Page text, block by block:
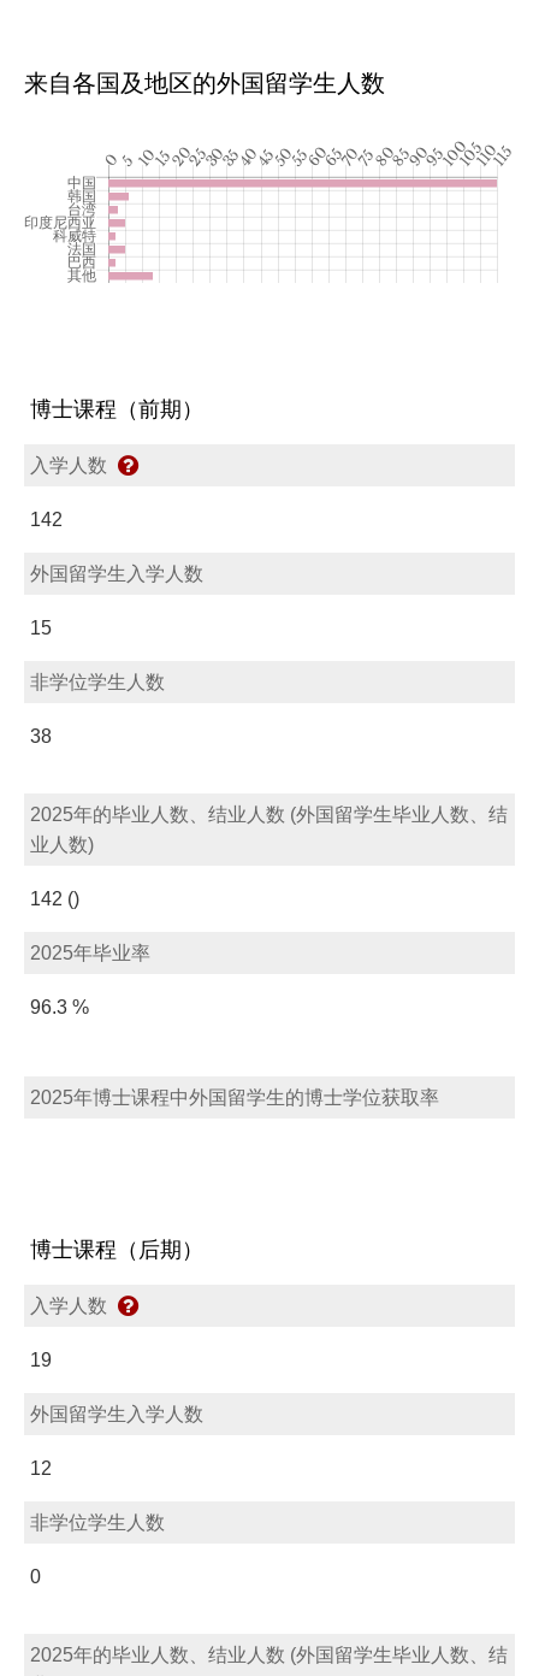
来自各国及地区的外国留学生人数
博士课程（前期）
入学人数
142
外国留学生入学人数
15
非学位学生人数
38
2025年的毕业人数、结业人数 (外国留学生毕业人数、结
业人数)
142 ()
2025年毕业率
96.3 %
2025年博士课程中外国留学生的博士学位获取率
博士课程（后期）
入学人数
19
外国留学生入学人数
12
非学位学生人数
0
2025年的毕业人数、结业人数 (外国留学生毕业人数、结